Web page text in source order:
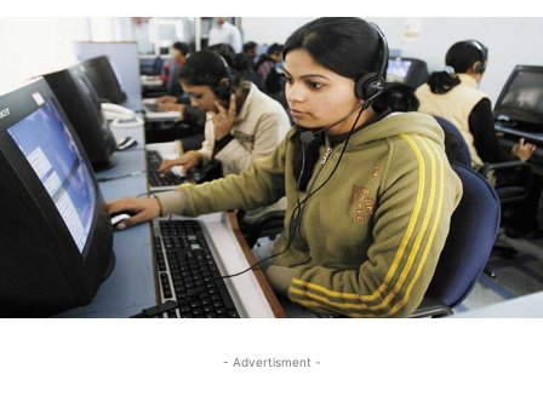
- Advertisment -